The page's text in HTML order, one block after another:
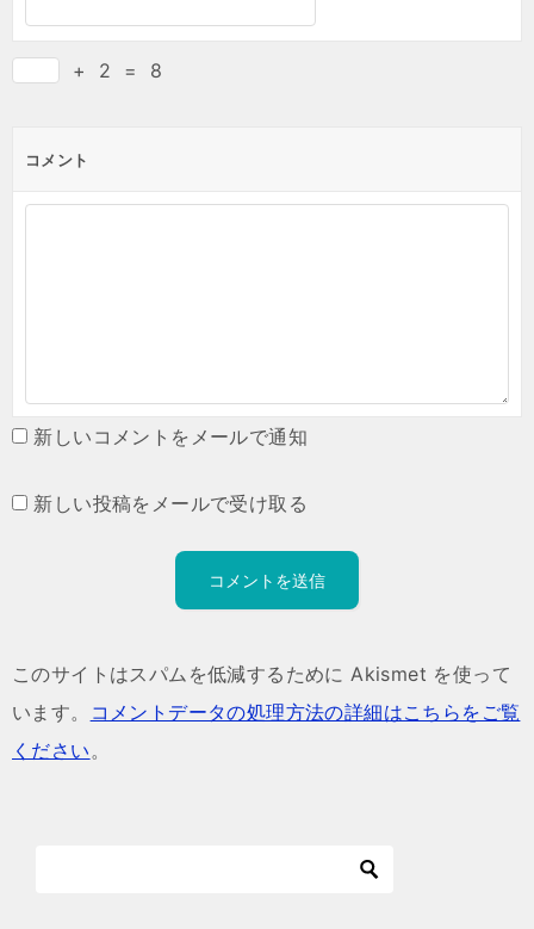
+ 2 = 8
コメント
新しいコメントをメールで通知
新しい投稿をメールで受け取る
このサイトはスパムを低減するために Akismet を使って
います。
コメントデータの処理方法の詳細はこちらをご覧
ください。